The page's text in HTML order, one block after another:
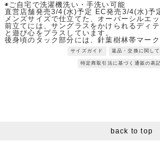
◉ご自宅で洗濯機洗い・手洗い可能
直営店舗発売3/4(水)予定 EC発売3/4(水)予
メンズサイズで仕立てた、オーバーシルエ
前立てには、サングラスをかけられるディ
と遊び心をプラスしています。
後身頃のタック部分には、針葉樹林帯マー
ントを添えた１着です。
Fabric：シルキー加工を施しより滑らかで
最上級な肌触りを演出。綿100%ではあるも
う緻密に計算されたストライプシャツ生地
サイズガイド 返品・交換に関し
特定商取引法に基づく通販の表
back to top